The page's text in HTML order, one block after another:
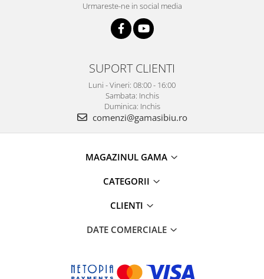
Urmareste-ne in social media
SUPORT CLIENTI
Luni - Vineri: 08:00 - 16:00
Sambata: Inchis
Duminica: Inchis
comenzi@gamasibiu.ro
MAGAZINUL GAMA
CATEGORII
CLIENTI
DATE COMERCIALE